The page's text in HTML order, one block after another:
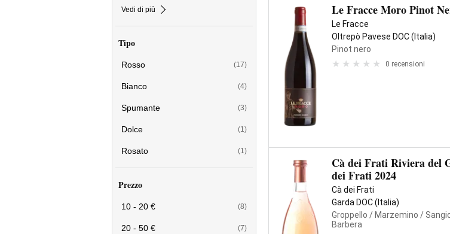
Vedi di più
Tipo
Rosso (17)
Bianco (4)
Spumante (3)
Dolce (1)
Rosato (1)
Prezzo
10 - 20 € (8)
20 - 50 € (7)
Le Fracce Moro Pinot
Le Fracce
Oltrepò Pavese DOC (Italia)
Pinot nero
0 recensioni
Cà dei Frati Riviera del
dei Frati 2024
Cà dei Frati
Garda DOC (Italia)
Groppello / Marzemino /
Barbera